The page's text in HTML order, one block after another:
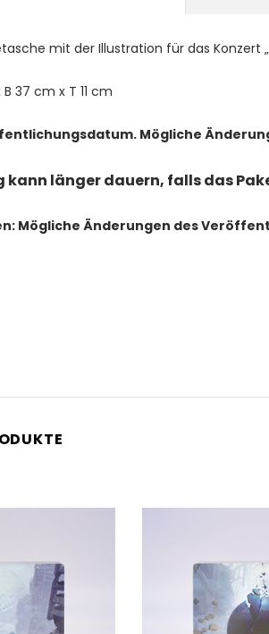
mit der Illustration für das Konzert
37 cm x T 11 cm
Mögliche
kann länger dauern, falls das
Mögliche Änderungen des